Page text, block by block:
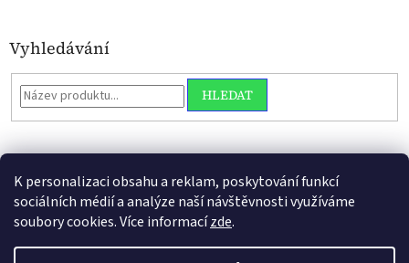
K personalizaci obsahu a reklam, poskytování funkcí
sociálních médií a analýze naší návštěvnosti využíváme
soubory cookies. Více informacízde.
Vyhledávání
HLEDAT